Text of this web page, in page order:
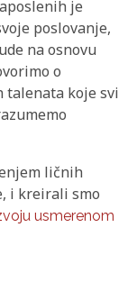
je
poslovanje,
na osnovu
o
koje svi
ličnih
i kreirali smo
usmerenom